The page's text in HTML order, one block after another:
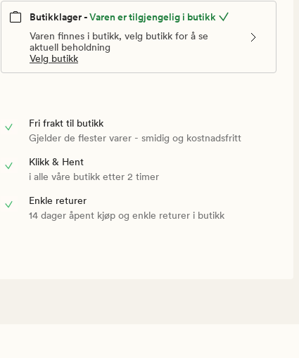
Butikklager -Varen er tilgjengelig i butikk
Varen finnes i butikk, velg butikk for å se
aktuell beholdning
Velg butikk
Fri frakt til butikk
Gjelder de flester varer - smidig og kostnadsfritt
Klikk & Hent
i alle våre butikk etter 2 timer
Enkle returer
14 dager åpent kjøp og enkle returer i butikk